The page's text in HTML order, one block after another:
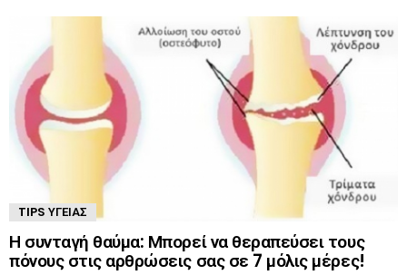
TIPS ΥΓΕΊΑΣ
Η συνταγή θαύμα: Μπορεί να θεραπεύσει τους
πόνους στις αρθρώσεις σας σε 7 μόλις μέρες!